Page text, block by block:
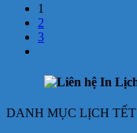
1
2
3
DANH MỤC LỊCH TẾT